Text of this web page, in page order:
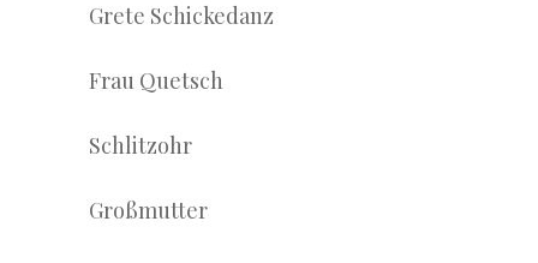
Grete Schickedanz
Frau Quetsch
Schlitzohr
Großmutter